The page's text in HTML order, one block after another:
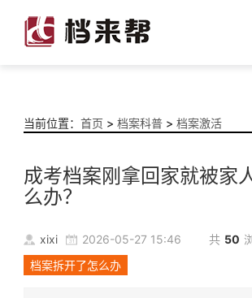
当前位置： 首页 > 档案科普> 档案激活
成考档案刚拿回家就被家
么办？
xixi 2026-05-27 15:46 共 50
档案拆开了怎么办